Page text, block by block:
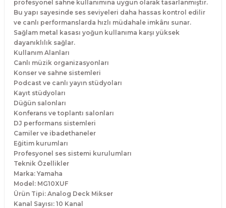
profesyonel sahne kullanımına uygun olarak tasarlanmıştır.
Bu yapı sayesinde ses seviyeleri daha hassas kontrol edilir
ve canlı performanslarda hızlı müdahale imkânı sunar.
Sağlam metal kasası yoğun kullanıma karşı yüksek
dayanıklılık sağlar.
Kullanım Alanları
Canlı müzik organizasyonları
Konser ve sahne sistemleri
Podcast ve canlı yayın stüdyoları
Kayıt stüdyoları
Düğün salonları
Konferans ve toplantı salonları
DJ performans sistemleri
Camiler ve ibadethaneler
Eğitim kurumları
Profesyonel ses sistemi kurulumları
Teknik Özellikler
Marka: Yamaha
Model: MG10XUF
Ürün Tipi: Analog Deck Mikser
Kanal Sayısı: 10 Kanal